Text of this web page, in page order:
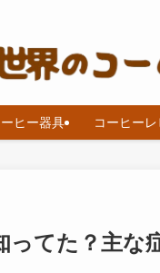
ーヒー器具 コーヒー
ってた？主な